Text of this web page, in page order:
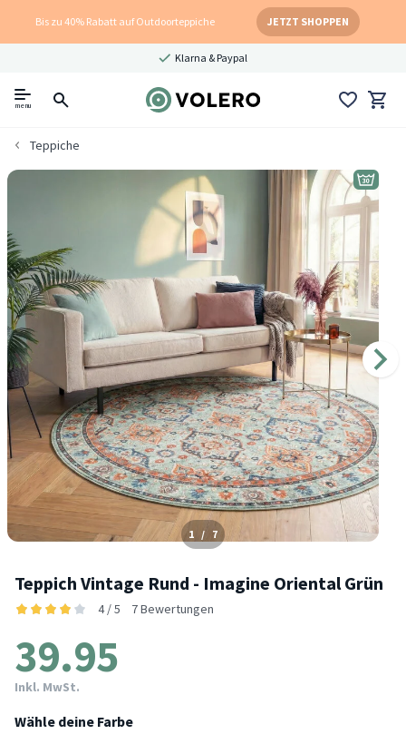
Bis zu 40% Rabatt auf Outdoorteppiche JETZT SHOPPEN
Klarna & Paypal
menu
Teppiche
1 / 7
Teppich Vintage Rund - Imagine Oriental Grün
4 / 5 7 Bewertungen
39.95
Inkl. MwSt.
Wähle deine Farbe